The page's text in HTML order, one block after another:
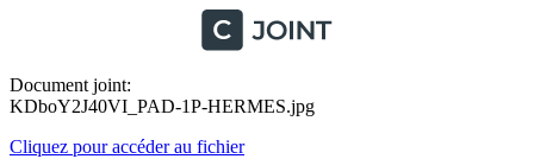
Document joint:
KDboY2J40VI_PAD-1P-HERMES.jpg
Cliquez pour accéder au fichier